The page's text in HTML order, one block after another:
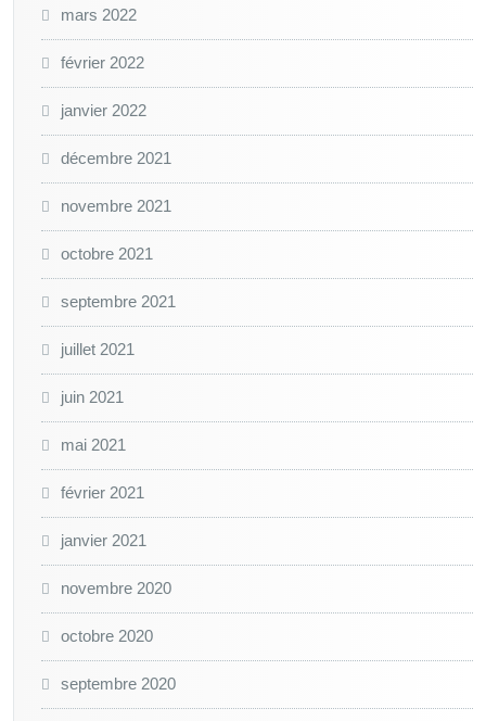
mars 2022
février 2022
janvier 2022
décembre 2021
novembre 2021
octobre 2021
septembre 2021
juillet 2021
juin 2021
mai 2021
février 2021
janvier 2021
novembre 2020
octobre 2020
septembre 2020